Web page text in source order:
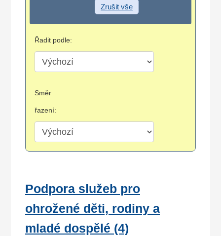
Zrušit vše
Řadit podle:
Směr
řazení:
Podpora služeb pro
ohrožené děti, rodiny a
mladé dospělé (4)